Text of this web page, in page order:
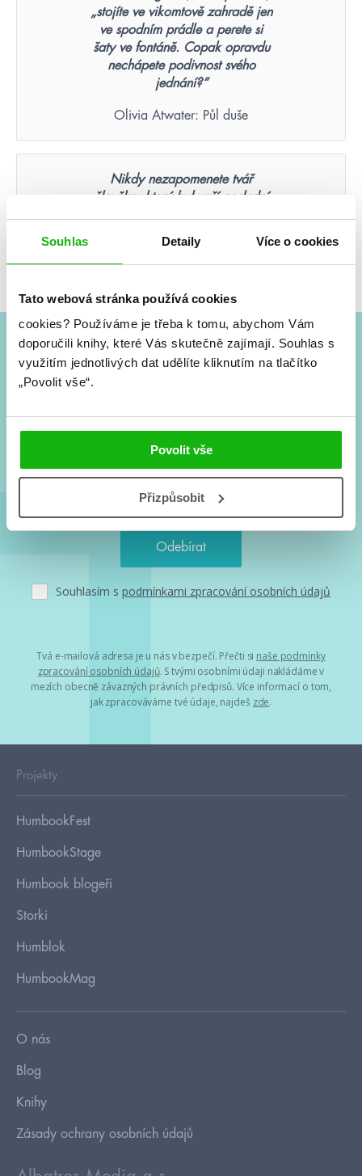
Souhlas Detaily Více o cookies
Tato webová stránka používá cookies
cookies? Používáme je třeba k tomu, abychom Vám
doporučili knihy, které Vás skutečně zajímají. Souhlas s
využitím jednotlivých dat udělíte kliknutím na tlačítko
„Povolit vše“.
Povolit vše
Přizpůsobit
„stojíte ve vikomtově zahradě jen
ve spodním prádle a perete si
šaty ve fontáně. Copak opravdu
nechápete podivnost svého
jednání?“
Olivia Atwater: Půl duše
Nikdy nezapomenete tvář
člověka, který byl vaší poslední
Suzanne Collins: Hunger Games – Aréna smrti
(ilustrované vydání)
#HumbookNews
Nové knihy, co se chystá, kvízy, soutěže, autoři, filmové
a seriálové adaptace a další.
Souhlasím s podmínkami zpracování osobních údajů
Tvá e-mailová adresa je u nás v bezpečí. Přečti si naše podmínky
zpracování osobních údajů. S tvými osobními údaji nakládáme v
mezích obecně závazných právních předpisů. Více informací o tom,
jak zpracováváme tvé údaje, najdeš zde.
Projekty
HumbookFest
HumbookStage
Humbook blogeři
Storki
Humblok
HumbookMag
O nás
Blog
Knihy
Zásady ochrany osobních údajů